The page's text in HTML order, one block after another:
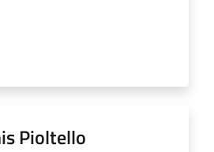
Pioltello